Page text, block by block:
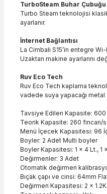
TurboSteam Buhar Çubuğu
Turbo Steam teknolojisi
ayarlanır.
İnternet Bağlantısı
La Cimbali S15’in entegre
Uzaktan makine ayarlarını
Ruv Eco Tech
Ruv Eco Tech kaplama
vadede suya yapacağı metal
Tavsiye Edilen Kapasite:
Teorik Kapasite: 260 fincan/
Menü İçecek Kapasitesi: 96
Boyler: 2 Adet Multi boyler
Boyler Kapasitesi: 1 x 4 Lt., 1
Değirmenler: 3 Adet
Otomatik değirmen
Bıçak çapı ve cinsi: 64mm
Değirmen Kapasitesi: 2 x